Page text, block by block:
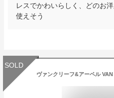
レスでかわいらしく、どのお
使えそう
SOLD